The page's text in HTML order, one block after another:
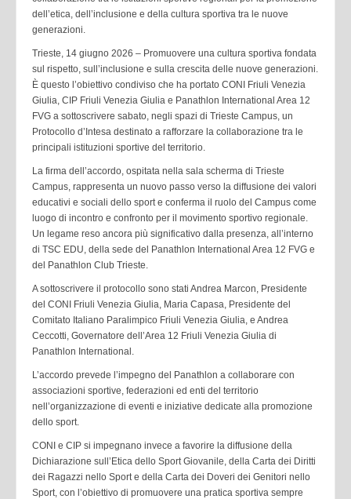
dell’etica, dell’inclusione e della cultura sportiva tra le nuove
generazioni.
Trieste, 14 giugno 2026 – Promuovere una cultura sportiva fondata
sul rispetto, sull’inclusione e sulla crescita delle nuove generazioni.
È questo l’obiettivo condiviso che ha portato CONI Friuli Venezia
Giulia, CIP Friuli Venezia Giulia e Panathlon International Area 12
FVG a sottoscrivere sabato, negli spazi di Trieste Campus, un
Protocollo d’Intesa destinato a rafforzare la collaborazione tra le
principali istituzioni sportive del territorio.
La firma dell’accordo, ospitata nella sala scherma di Trieste
Campus, rappresenta un nuovo passo verso la diffusione dei valori
educativi e sociali dello sport e conferma il ruolo del Campus come
luogo di incontro e confronto per il movimento sportivo regionale.
Un legame reso ancora più significativo dalla presenza, all’interno
di TSC EDU, della sede del Panathlon International Area 12 FVG e
del Panathlon Club Trieste.
A sottoscrivere il protocollo sono stati Andrea Marcon, Presidente
del CONI Friuli Venezia Giulia, Maria Capasa, Presidente del
Comitato Italiano Paralimpico Friuli Venezia Giulia, e Andrea
Ceccotti, Governatore dell’Area 12 Friuli Venezia Giulia di
Panathlon International.
L’accordo prevede l’impegno del Panathlon a collaborare con
associazioni sportive, federazioni ed enti del territorio
nell’organizzazione di eventi e iniziative dedicate alla promozione
dello sport.
CONI e CIP si impegnano invece a favorire la diffusione della
Dichiarazione sull’Etica dello Sport Giovanile, della Carta dei Diritti
dei Ragazzi nello Sport e della Carta dei Doveri dei Genitori nello
Sport, con l’obiettivo di promuovere una pratica sportiva sempre